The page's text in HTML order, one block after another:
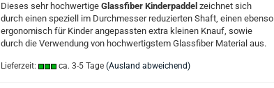
Dieses sehr hochwertige Glassfiber Kinderpaddel zeichnet sich
durch einen speziell im Durchmesser reduzierten Shaft, einen ebenso
ergonomisch für Kinder angepassten extra kleinen Knauf, sowie
durch die Verwendung von hochwertigstem Glassfiber Material aus.
Lieferzeit: ca. 3-5 Tage (Ausland abweichend)